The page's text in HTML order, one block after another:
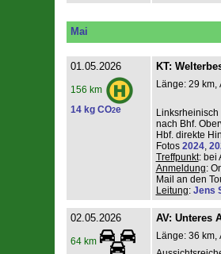
Mai
01.05.2026
156 km
14 kg CO2e
KT:
Länge: 29 km,
nach Bhf.
Hbf. direkte
Fotos 2024,
Treffpunkt: bei
Anmeldung:
Mail an den
Leitung: Jens
02.05.2026
64 km
AV: Unteres
Länge: 36 km,